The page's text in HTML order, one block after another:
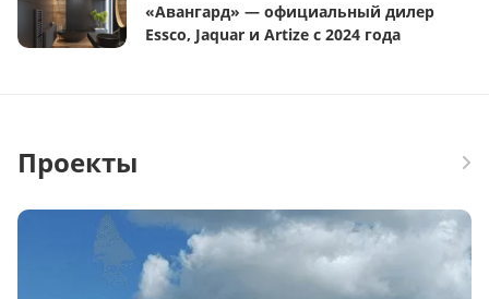
«Авангард» — официальный дилер
Essco, Jaquar и Artize с 2024 года
Проекты